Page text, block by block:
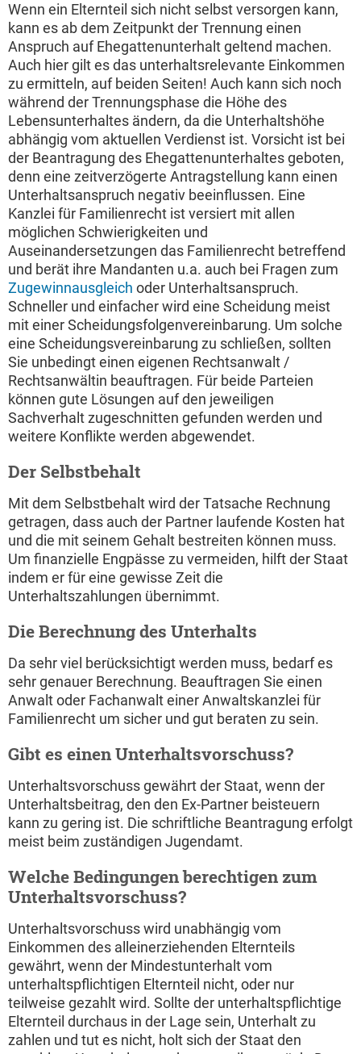
Wenn ein Elternteil sich nicht selbst versorgen kann,
kann es ab dem Zeitpunkt der Trennung einen
Anspruch auf Ehegattenunterhalt geltend machen.
Auch hier gilt es das unterhaltsrelevante Einkommen
zu ermitteln, auf beiden Seiten! Auch kann sich noch
während der Trennungsphase die Höhe des
Lebensunterhaltes ändern, da die Unterhaltshöhe
abhängig vom aktuellen Verdienst ist. Vorsicht ist bei
der Beantragung des Ehegattenunterhaltes geboten,
denn eine zeitverzögerte Antragstellung kann einen
Unterhaltsanspruch negativ beeinflussen. Eine
Kanzlei für Familienrecht ist versiert mit allen
möglichen Schwierigkeiten und
Auseinandersetzungen das Familienrecht betreffend
und berät ihre Mandanten u.a. auch bei Fragen zum
Zugewinnausgleich oder Unterhaltsanspruch.
Schneller und einfacher wird eine Scheidung meist
mit einer Scheidungsfolgenvereinbarung. Um solche
eine Scheidungsvereinbarung zu schließen, sollten
Sie unbedingt einen eigenen Rechtsanwalt /
Rechtsanwältin beauftragen. Für beide Parteien
können gute Lösungen auf den jeweiligen
Sachverhalt zugeschnitten gefunden werden und
weitere Konflikte werden abgewendet.
Der Selbstbehalt
Mit dem Selbstbehalt wird der Tatsache Rechnung
getragen, dass auch der Partner laufende Kosten hat
und die mit seinem Gehalt bestreiten können muss.
Um finanzielle Engpässe zu vermeiden, hilft der Staat
indem er für eine gewisse Zeit die
Unterhaltszahlungen übernimmt.
Die Berechnung des Unterhalts
Da sehr viel berücksichtigt werden muss, bedarf es
sehr genauer Berechnung. Beauftragen Sie einen
Anwalt oder Fachanwalt einer Anwaltskanzlei für
Familienrecht um sicher und gut beraten zu sein.
Gibt es einen Unterhaltsvorschuss?
Unterhaltsvorschuss gewährt der Staat, wenn der
Unterhaltsbeitrag, den den Ex-Partner beisteuern
kann zu gering ist. Die schriftliche Beantragung erfolgt
meist beim zuständigen Jugendamt.
Welche Bedingungen berechtigen zum
Unterhaltsvorschuss?
Unterhaltsvorschuss wird unabhängig vom
Einkommen des alleinerziehenden Elternteils
gewährt, wenn der Mindestunterhalt vom
unterhaltspflichtigen Elternteil nicht, oder nur
teilweise gezahlt wird. Sollte der unterhaltspflichtige
Elternteil durchaus in der Lage sein, Unterhalt zu
zahlen und tut es nicht, holt sich der Staat den